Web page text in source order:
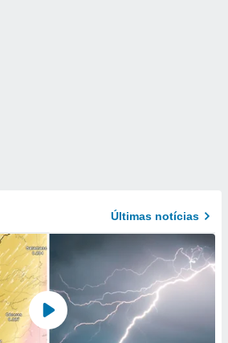
Últimas notícias